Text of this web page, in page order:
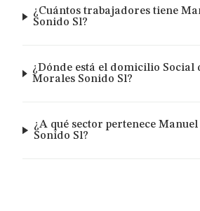
¿Cuántos trabajadores tiene
Sonido Sl?
¿Dónde está el domicilio Social
Morales Sonido Sl?
¿A qué sector pertenece
Sonido Sl?